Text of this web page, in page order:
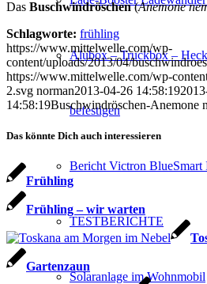
Alubox – Truckbox –
befestigen
Bericht Victron BlueSmart
TESTBERICHTE
Solaranlage im Wohnmobil
Das Buschwindröschen(Anemone
Schlagworte: frühling
https://www.mittelwelle.com/wp-
content/uploads/2013/04/
https://www.mittelwelle.com/wp-
2.svg norman2013-04-26 14:58:19
14:58:19Buschwindröschen-Anemone
Das könnte Dich auch interessieren
Frühling
Frühling – wir warten
Gartenzaun